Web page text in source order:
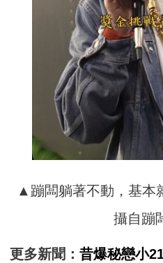
▲蹦闆躺著不動，基本
攝自蹦
更多新聞：昔爆秘戀小